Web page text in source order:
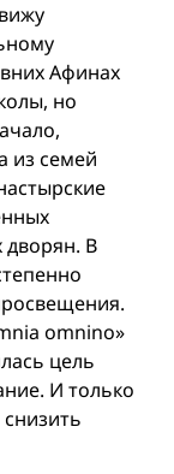
Афинах
но
из семей
дворян. В
omnino»
цель
И только
снизить